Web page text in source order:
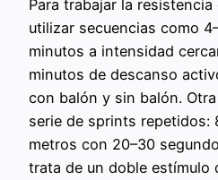
Para trabajar la
utilizar secuencias como
minutos a intensidad
minutos de descanso
con balón y sin balón.
serie de sprints repetidos:
metros con 20–30
trata de un doble estímulo